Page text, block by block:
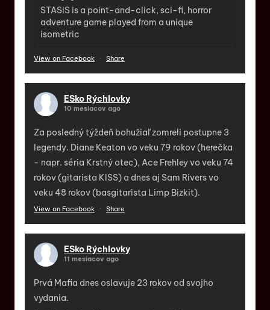
STASIS is a point-and-click, sci-fi, horror
adventure game played from a unique
isometric
View on Facebook · Share
ESko Rýchlovky
10 mesiacov ago
Za posledný týždeň bohužiaľ zomreli postupne 3
legendy. Diane Keaton vo veku 79 rokov (herečka
- napr. séria Krstný otec), Ace Frehley vo veku 74
rokov (gitarista KISS) a dnes aj Sam Rivers vo
veku 48 rokov (basgitarista Limp Bizkit).
View on Facebook · Share
ESko Rýchlovky
11 mesiacov ago
Prvá Mafia dnes oslavuje 23 rokov od svojho
vydania.